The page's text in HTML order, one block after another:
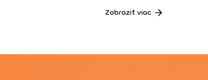
Zobraziť viac